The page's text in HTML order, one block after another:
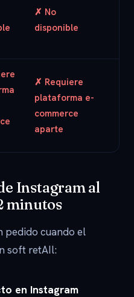
✗ No
disponible
✗ Requiere
plataforma e-
commerce
aparte
Instagram al
minutos
pedido cuando el
soft retAIl:
en Instagram